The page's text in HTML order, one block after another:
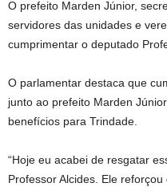
O prefeito Marden Júnior,
servidores das unidades e
cumprimentar o deputado
O parlamentar destaca que
junto ao prefeito Marden
benefícios para Trindade.
“Hoje eu acabei de resgatar
Professor Alcides. Ele